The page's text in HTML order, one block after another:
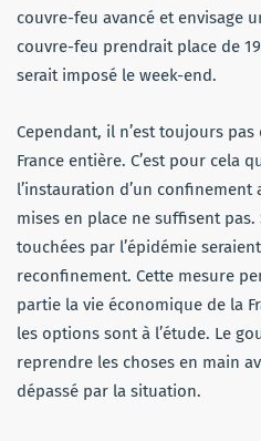
couvre-feu avancé et envisage
couvre-feu prendrait place de
serait imposé le week-end.
Cependant, il n’est toujours
France entière. C’est pour cela
l’instauration d’un confinement
mises en place ne suffisent
touchées par l’épidémie
reconfinement. Cette mesure
partie la vie économique de la
les options sont à l’étude. Le
reprendre les choses en main
dépassé par la situation.